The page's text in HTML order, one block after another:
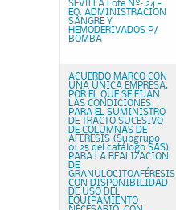
SEVILLA Lote Nº: 24 -
EQ. ADMINISTRACION
SANGRE Y
HEMODERIVADOS P/
BOMBA
ACUERDO MARCO CON
UNA ÚNICA EMPRESA,
POR EL QUE SE FIJAN
LAS CONDICIONES
PARA EL SUMINISTRO
DE TRACTO SUCESIVO
DE COLUMNAS DE
AFERESIS (Subgrupo
01.25 del catálogo SAS)
PARA LA REALIZACION
DE
GRANULOCITOAFÉRESIS
CON DISPONIBILIDAD
DE USO DEL
EQUIPAMIENTO